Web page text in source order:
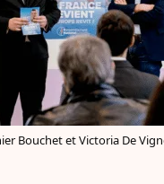
Bouchet et Victoria De